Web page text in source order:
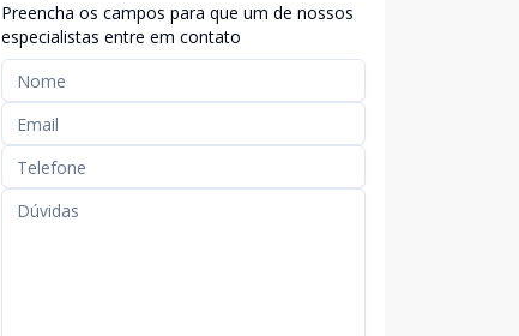
Preencha os campos para que um de nossos
especialistas entre em contato